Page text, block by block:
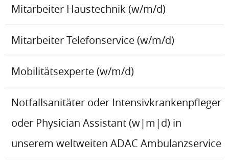
Mitarbeiter Haustechnik (w/m/d)
Mitarbeiter Telefonservice (w/m/d)
Mobilitätsexperte (w/m/d)
Notfallsanitäter oder Intensivkrankenpfleger
oder Physician Assistant (w|m|d) in
unserem weltweiten ADAC Ambulanzservice